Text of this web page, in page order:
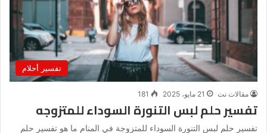
تفسير أحلام
مقالات نت 21 مايو، 2025 181
تفسير حلم لبس التنورة السوداء للمتزوجه
تفسير حلم لبس التنورة السوداء للمتزوجة في المنام ما هو تفسير حلم